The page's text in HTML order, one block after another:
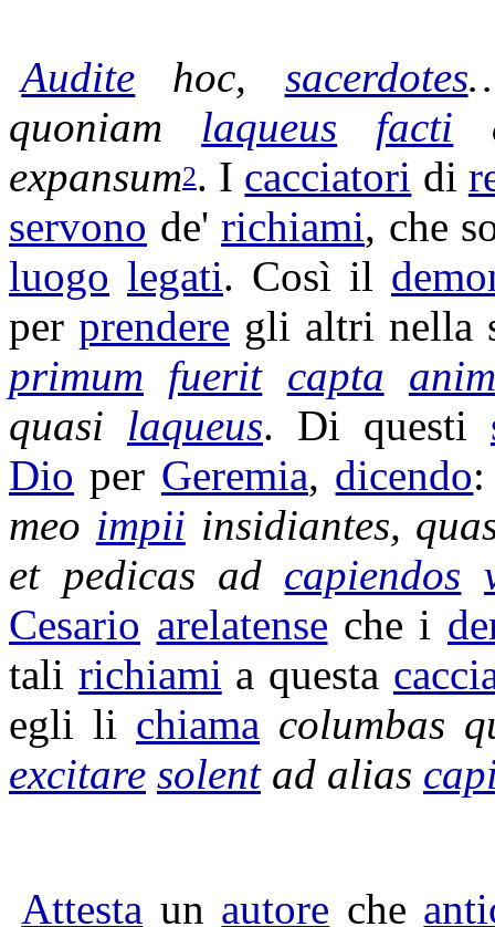
Audite hoc, sacerdotes
quoniam laqueus facti
expansum2. I cacciatori di
servono de'richiami, che
luogo legati. Così il
per prendere gli altri nella
primum fuerit capta
quasi laqueus. Di questi
Dio per Geremia, dicendo
meo impii insidiantes,
et pedicas ad capiendos
Cesario arelatense che i
tali richiami a questa
egli li chiama columbas
excitare solentad alias
Attesta un autore che